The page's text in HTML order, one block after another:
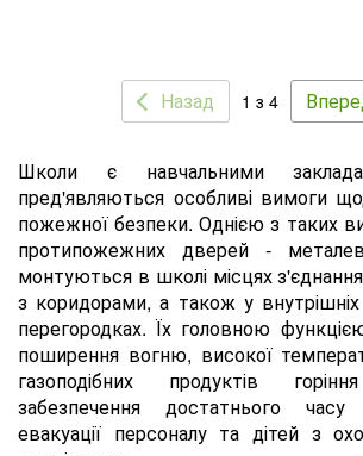
Назад 1 з 4
Школи є навчальними
пред'являються особливі вимоги
пожежної безпеки. Однією з таких
протипожежних дверей -
монтуються в школі місцях
з коридорами, а також у
перегородках. Їх головною
поширення вогню, високої
газоподібних продуктів
забезпечення достатнього
евакуації персоналу та дітей з